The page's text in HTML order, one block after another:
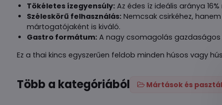
Tökéletes ízegyensúly:Az édes íz ideális aránya
Széleskörű felhasználás:Nemcsak csirkéhez,
mártogatójaként is kiváló.
Gastro formátum:A nagy csomagolás gazdaságos
Ez a thai kincs egyszerűen feldob minden húsos vagy
Több a kategóriából Mártások és